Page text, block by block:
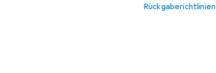
Rückgaberichtlinien